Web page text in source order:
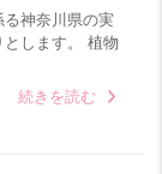
神奈川県の実
します。 植物
続きを読む